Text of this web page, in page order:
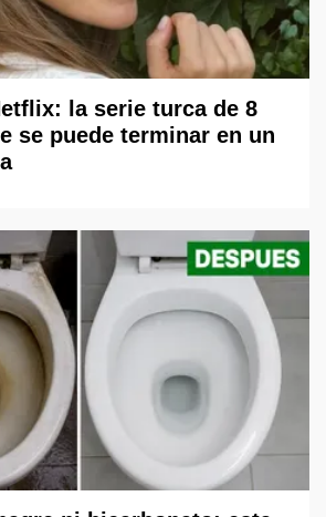
la serie turca de 8
se puede terminar en un